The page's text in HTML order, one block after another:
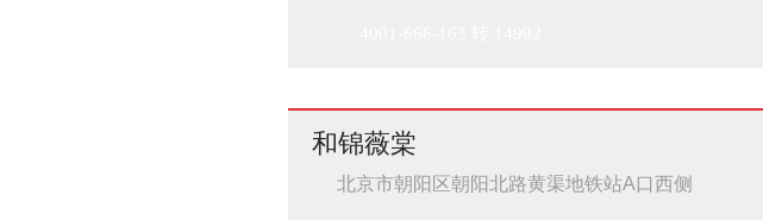
和锦薇棠
北京市朝阳区朝阳北路黄渠地铁站A口西侧